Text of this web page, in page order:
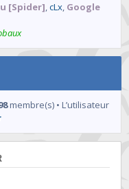
[Spider],cLx, Google
membre(s) • L’utilisateur